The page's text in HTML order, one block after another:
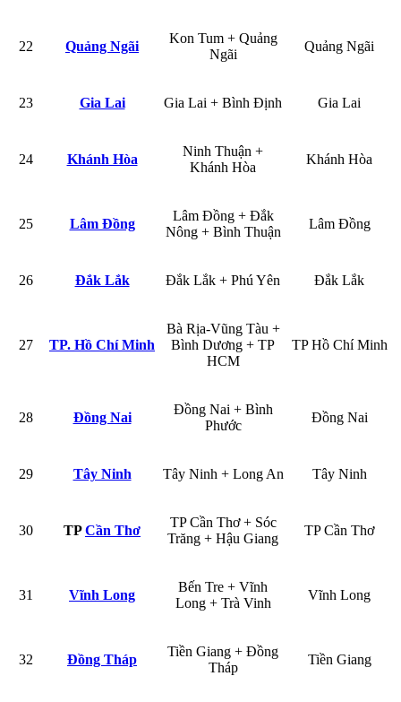
22 Quảng Ngãi
Kon Tum + Quảng
Ngãi
Quảng Ngãi
23 Gia Lai Gia Lai + Bình Định Gia Lai
24 Khánh Hòa
Ninh Thuận +
Khánh Hòa
Khánh Hòa
25 Lâm Đồng
Lâm Đồng + Đắk
Nông + Bình Thuận
Lâm Đồng
26 Đắk Lắk Đắk Lắk + Phú Yên Đắk Lắk
27 TP. Hồ Chí Minh
Bà Rịa-Vũng Tàu +
Bình Dương + TP
HCM
TP Hồ Chí Minh
28 Đồng Nai
Đồng Nai + Bình
Phước
Đồng Nai
29 Tây Ninh Tây Ninh + Long An Tây Ninh
30 TPCần Thơ
TP Cần Thơ + Sóc
Trăng + Hậu Giang
TP Cần Thơ
31 Vĩnh Long
Bến Tre + Vĩnh
Long + Trà Vinh
Vĩnh Long
32 Đồng Tháp
Tiền Giang + Đồng
Tháp
Tiền Giang